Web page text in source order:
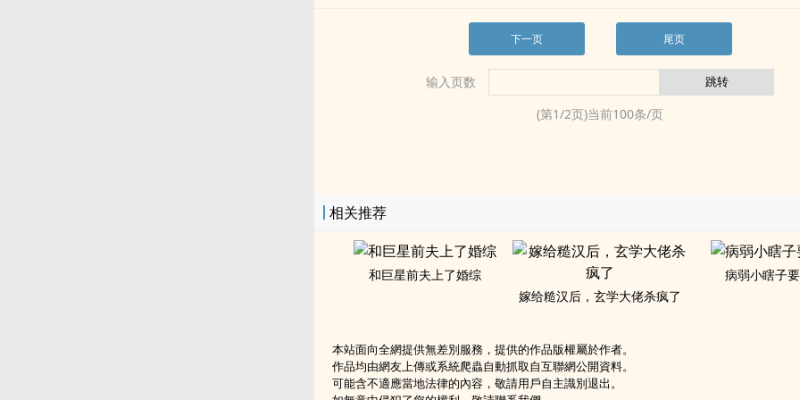
下一页 尾页
输入页数
(第1/2页)当前100条/页
相关推荐
和巨星前夫上了婚综
嫁给糙汉后，玄学大佬杀疯了
病弱小瞎子
本站面向全網提供無差別服務，提供的作品版權屬於作者。
作品均由網友上傳或系統爬蟲自動抓取自互聯網公開資料。
可能含不適應當地法律的內容，敬請用戶自主識別退出。